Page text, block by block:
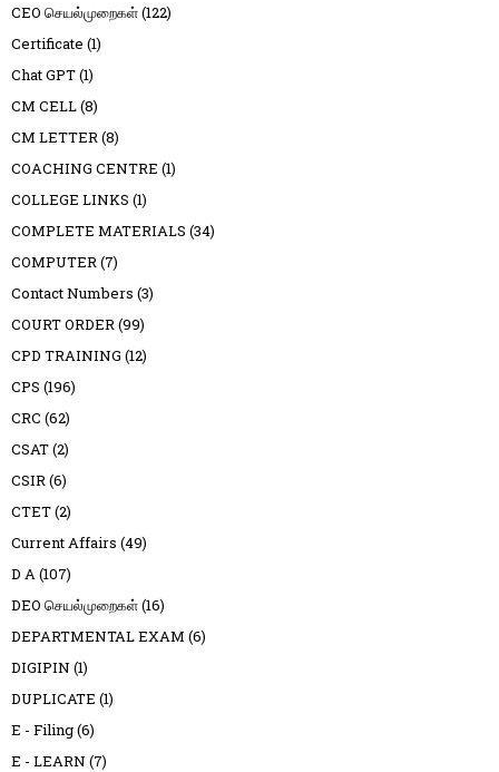
CEO செயல்முறைகள்(122)
Certificate (1)
Chat GPT(1)
CM CELL(8)
CM LETTER(8)
COACHING CENTRE (1)
COLLEGE LINKS (1)
COMPLETE MATERIALS (34)
COMPUTER(7)
Contact Numbers (3)
COURT ORDER(99)
CPD TRAINING (12)
CPS (196)
CRC (62)
CSAT(2)
CSIR(6)
CTET(2)
Current Affairs (49)
D A(107)
DEO செயல்முறைகள்(16)
DEPARTMENTAL EXAM (6)
DIGIPIN (1)
DUPLICATE (1)
E - Filing(6)
E - LEARN (7)